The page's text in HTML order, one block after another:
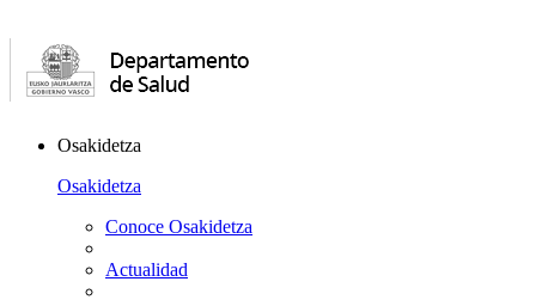
Osakidetza
Osakidetza
Conoce Osakidetza
Actualidad